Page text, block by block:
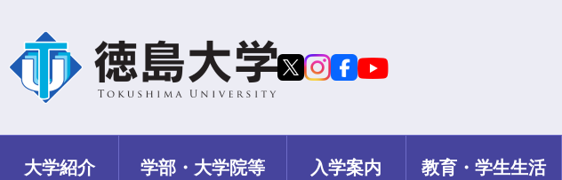
大学紹介 学部・大学院等 入学案内 教育・学生生活